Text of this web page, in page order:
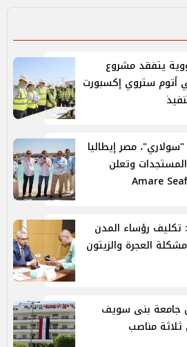
يتفقد مشروع
أتوم ستروي إكسبورت
مصر إيطاليا
وتعلن
رؤساء المدن
العجرة والزيتون
جامعة بنى سويف
ثلاثة مناصب